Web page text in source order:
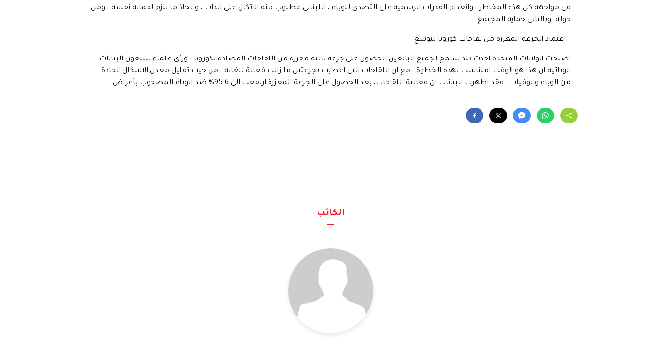
في مواجهة كل هذه المخاطر ، وانعدام القدرات الرسمية على التصدي للوباء ، اللبناني مطلوب منه الاتكال على الذات ، واتخاذ ما يلزم لحماية نفسه ، ومن
حوله، وبالتالي حماية المجتمع.
– اعتماد الجرعة المعززة من لقاحات كورونا تتوسع
اصبحت الولايات المتحدة احدث بلد يسمح لجميع البالغين الحصول على جرعة ثالثة معززة من اللقاحات المضادة لكورونا . ورأى علماء يتتبعون البيانات
الوبائية ان هذا هو الوقت املناسب لهذه الخطوة ، مع ان اللقاحات التي اعطيت بجرعتين ما زالت فعالة للغاية ، من حيث تقليل معدل الاشكال الحادة
من الوباء والوفيات . فقد اظهرت البيانات ان فعالية اللقاحات، بعد الحصول على الجرعة المعززة ارتفعت الى 95.6% ضد الوباء المصحوب بأعراض.
الكاتب